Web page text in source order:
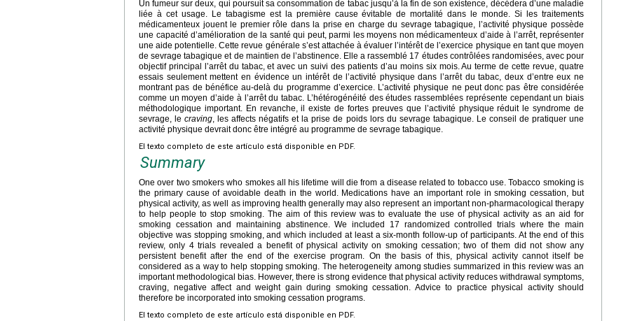
Un fumeur sur deux, qui poursuit sa consommation de tabac jusqu’à la fin de son existence, décédera d’une maladie
liée à cet usage. Le tabagisme est la première cause évitable de mortalité dans le monde. Si les traitements
médicamenteux jouent le premier rôle dans la prise en charge du sevrage tabagique, l’activité physique possède
une capacité d’amélioration de la santé qui peut, parmi les moyens non médicamenteux d’aide à l’arrêt, représenter
une aide potentielle. Cette revue générale s’est attachée à évaluer l’intérêt de l’exercice physique en tant que moyen
de sevrage tabagique et de maintien de l’abstinence. Elle a rassemblé 17 études contrôlées randomisées, avec pour
objectif principal l’arrêt du tabac, et avec un suivi des patients d’au moins six mois. Au terme de cette revue, quatre
essais seulement mettent en évidence un intérêt de l’activité physique dans l’arrêt du tabac, deux d’entre eux ne
montrant pas de bénéfice au-delà du programme d’exercice. L’activité physique ne peut donc pas être considérée
comme un moyen d’aide à l’arrêt du tabac. L’hétérogénéité des études rassemblées représente cependant un biais
méthodologique important. En revanche, il existe de fortes preuves que l’activité physique réduit le syndrome de
sevrage, lecraving , les affects négatifs et la prise de poids lors du sevrage tabagique. Le conseil de pratiquer une
activité physique devrait donc être intégré au programme de sevrage tabagique.
El texto completo de este artículo está disponible en PDF.
Summary
One over two smokers who smokes all his lifetime will die from a disease related to tobacco use. Tobacco smoking is
the primary cause of avoidable death in the world. Medications have an important role in smoking cessation, but
physical activity, as well as improving health generally may also represent an important non-pharmacological therapy
to help people to stop smoking. The aim of this review was to evaluate the use of physical activity as an aid for
smoking cessation and maintaining abstinence. We included 17 randomized controlled trials where the main
objective was stopping smoking, and which included at least a six-month follow-up of participants. At the end of this
review, only 4 trials revealed a benefit of physical activity on smoking cessation; two of them did not show any
persistent benefit after the end of the exercise program. On the basis of this, physical activity cannot itself be
considered as a way to help stopping smoking. The heterogeneity among studies summarized in this review was an
important methodological bias. However, there is strong evidence that physical activity reduces withdrawal symptoms,
craving, negative affect and weight gain during smoking cessation. Advice to practice physical activity should
therefore be incorporated into smoking cessation programs.
El texto completo de este artículo está disponible en PDF.